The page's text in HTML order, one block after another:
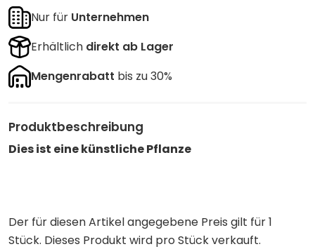
Nur für Unternehmen
Erhältlich direkt ab Lager
Mengenrabatt bis zu 30%
Produktbeschreibung
Dies ist eine künstliche Pflanze
Der für diesen Artikel angegebene Preis gilt für 1
Stück. Dieses Produkt wird pro Stück verkauft.